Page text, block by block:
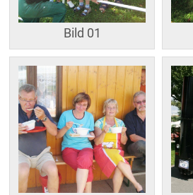
Bild 01